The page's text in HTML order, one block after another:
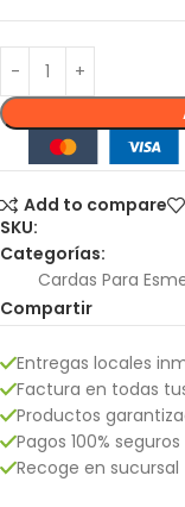
Add to compare
SKU:
Categorías:
Cardas Para
Compartir
Entregas locales
Factura en todas
Productos
Pagos 100% seguros
Recoge en sucursal